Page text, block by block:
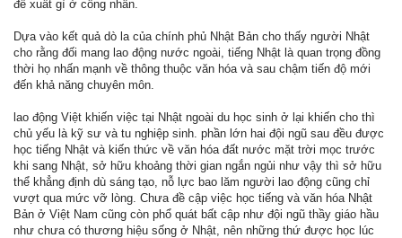
đề xuất gì ở công nhân.
Dựa vào kết quả dò la của chính phủ Nhật Bản cho thấy người Nhật
cho rằng đối mang lao động nước ngoài, tiếng Nhật là quan trọng đồng
thời họ nhấn mạnh về thông thuộc văn hóa và sau chậm tiến độ mới
đến khả năng chuyên môn.
lao động Việt khiến việc tại Nhật ngoài du học sinh ở lại khiến cho thì
chủ yếu là kỹ sư và tu nghiệp sinh. phần lớn hai đội ngũ sau đều được
học tiếng Nhật và kiến thức về văn hóa đất nước mặt trời mọc trước
khi sang Nhật, sở hữu khoảng thời gian ngắn ngủi như vậy thì sở hữu
thể khẳng định dù sáng tạo, nỗ lực bao lăm người lao động cũng chỉ
vượt qua mức vỡ lòng. Chưa đề cập việc học tiếng và văn hóa Nhật
Bản ở Việt Nam cũng còn phổ quát bất cập như đội ngũ thầy giáo hầu
như chưa có thương hiệu sống ở Nhật, nên những thứ được học lúc